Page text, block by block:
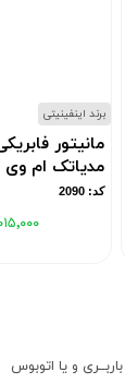
برند اینفینیتی
مانیتور
مدیاتک ام وی ام 315
کد: 2090
و یا اتوبوس